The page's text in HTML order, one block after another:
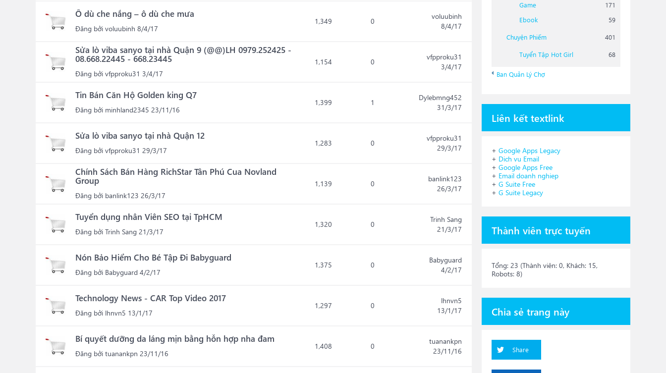
Ô dù che nắng – ô dù che mưa
Đăng bởi voluubinh 8/4/17
1,349 0
voluubinh
8/4/17
Sửa lò viba sanyo tại nhà Quận 9 (@@)LH 0979.252425 -
08.668.22445 - 668.23445
Đăng bởi vfpproku31 3/4/17
1,154 0
vfpproku31
3/4/17
Tin Bán Căn Hộ Golden king Q7
Đăng bởi minhland2345 23/11/16
1,399 1
Dylebmng452
31/3/17
Sửa lò viba sanyo tại nhà Quận 12
Đăng bởi vfpproku31 29/3/17
1,283 0
vfpproku31
29/3/17
Chính Sách Bán Hàng RichStar Tân Phú Cua Novland
Group
Đăng bởi banlink123 26/3/17
1,139 0
banlink123
26/3/17
Tuyển dụng nhân Viên SEO tại TpHCM
Đăng bởi Trinh Sang 21/3/17
1,320 0
Trinh Sang
21/3/17
Nón Bảo Hiểm Cho Bé Tập Đi Babyguard
Đăng bởi Babyguard 4/2/17
1,375 0
Babyguard
4/2/17
Technology News - CAR Top Video 2017
Đăng bởi lhnvn5 13/1/17
1,297 0
lhnvn5
13/1/17
Bí quyết dưỡng da láng mịn bằng hỗn hợp nha đam
Đăng bởi tuanankpn 23/11/16
1,408 0
tuanankpn
23/11/16
Game
171
Ebook
59
Chuyện Phiếm 401
Tuyển Tập Hot Girl 68
Ban Quản Lý Chợ
Liên kết textlink
+ Google Apps Legacy
+ Dich vu Email
+ Google Apps Free
+ Email doanh nghiep
+ G Suite Free
+ G Suite Legacy
Thành viên trực tuyến
Tổng: 23 (Thành viên: 0, Khách: 15,
Robots: 8)
Chia sẻ trang này
Share